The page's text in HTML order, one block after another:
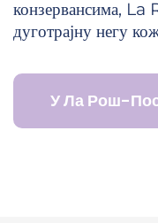
конзервансима,
дуготрајну негу
У Ла Рош-